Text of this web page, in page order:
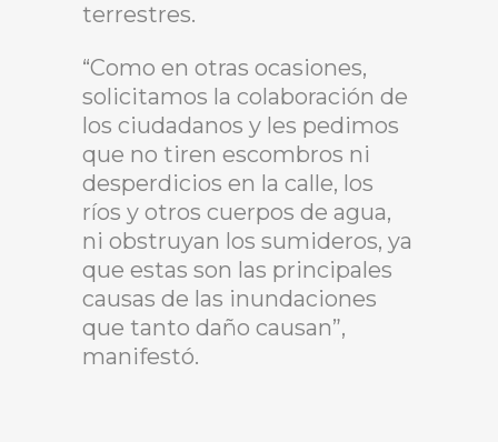
terrestres.
“Como en otras ocasiones,
solicitamos la colaboración de
los ciudadanos y les pedimos
que no tiren escombros ni
desperdicios en la calle, los
ríos y otros cuerpos de agua,
ni obstruyan los sumideros, ya
que estas son las principales
causas de las inundaciones
que tanto daño causan”,
manifestó.